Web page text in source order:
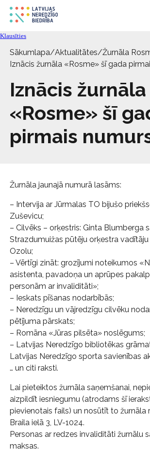
Rehabilitācija
Pakalpojumi
Par biedrību
Klausīties
Sākumlapa/Aktualitātes/Žurnāla
Iznācis žurnāla «Rosme» šī gada
Iznācis žurnāla
«Rosme» šī
pirmais
Žurnāla jaunajā numurā lasāms:
– Intervija ar Jūrmalas TO bijušo
Zuševicu;
– Cilvēks – orķestris: Ginta Blumberga
Strazdumuižas pūtēju orķestra
Ozolu;
– Vērtīgi zināt: grozījumi noteikumos
asistenta, pavadoņa un aprūpes
personām ar invaliditāti»;
– Ieskats pīšanas nodarbībās;
– Neredzīgu un vājredzīgu cilvēku
pētījuma pārskats;
– Romāna «Jūras pilsēta» noslēgums;
– Latvijas Neredzīgo bibliotēkas
Latvijas Neredzīgo sporta savienības
… un citi raksti.
Lai pieteiktos žurnāla saņemšanai,
aizpildīt iesniegumu (atrodams šī
pievienotais fails) un nosūtīt to žurnāla
Braila ielā 3, LV-1024.
Personas ar redzes invaliditāti žurnālu
maksas.